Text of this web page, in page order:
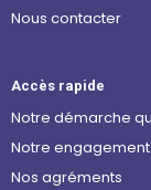
Nous contacter
Accès rapide
Notre démarche
Notre engagement
Nos agréments